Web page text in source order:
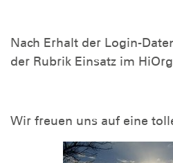
Nach Erhalt der Login-
der Rubrik Einsatz im
Wir freuen uns auf eine